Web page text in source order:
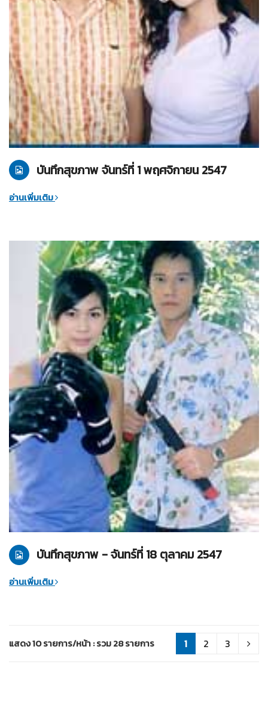
01-11-2547 บันทึกสุขภาพ
บันทึกสุขภาพ จันทร์ที่ 1 พฤศจิกายน 2547
อ่านเพิ่มเติม
16-10-2547 บันทึกสุขภาพ
บันทึกสุขภาพ - จันทร์ที่ 18 ตุลาคม 2547
อ่านเพิ่มเติม
แสดง 10 รายการ/หน้า : รวม 28 รายการ 1 2 3